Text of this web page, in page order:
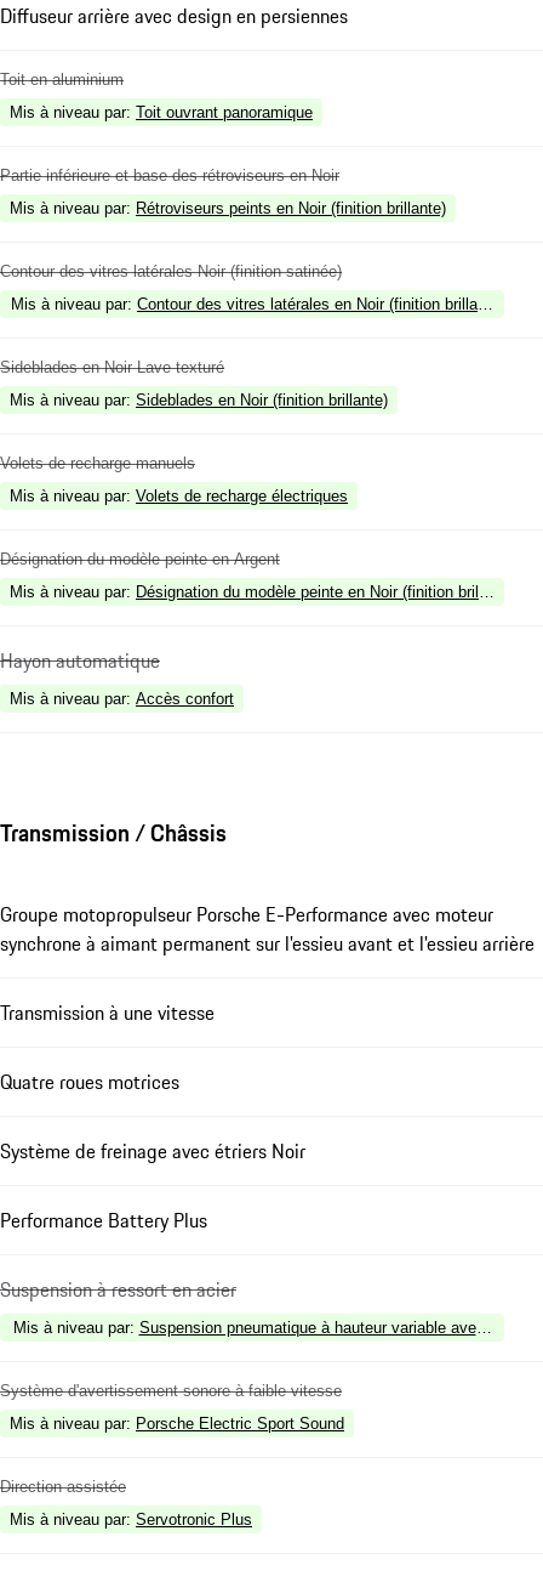
Diffuseur arrière avec design en persiennes
Toit en aluminium
Mis à niveau par: Toit ouvrant panoramique
Partie inférieure et base des rétroviseurs en Noir
Mis à niveau par: Rétroviseurs peints en Noir (finition brillante)
Contour des vitres latérales Noir (finition satinée)
Mis à niveau par: Contour des vitres latérales en Noir (finition brillante)
Sideblades en Noir Lave texturé
Mis à niveau par: Sideblades en Noir (finition brillante)
Volets de recharge manuels
Mis à niveau par: Volets de recharge électriques
Désignation du modèle peinte en Argent
Mis à niveau par: Désignation du modèle peinte en Noir (finition brillante) à
Hayon automatique
Mis à niveau par: Accès confort
Transmission / Châssis
Groupe motopropulseur Porsche E-Performance avec moteur
synchrone à aimant permanent sur l'essieu avant et l'essieu arrière
Transmission à une vitesse
Quatre roues motrices
Système de freinage avec étriers Noir
Performance Battery Plus
Suspension à ressort en acier
Mis à niveau par: Suspension pneumatique à hauteur variable avec
Système d'avertissement sonore à faible vitesse
Mis à niveau par: Porsche Electric Sport Sound
Direction assistée
Mis à niveau par: Servotronic Plus